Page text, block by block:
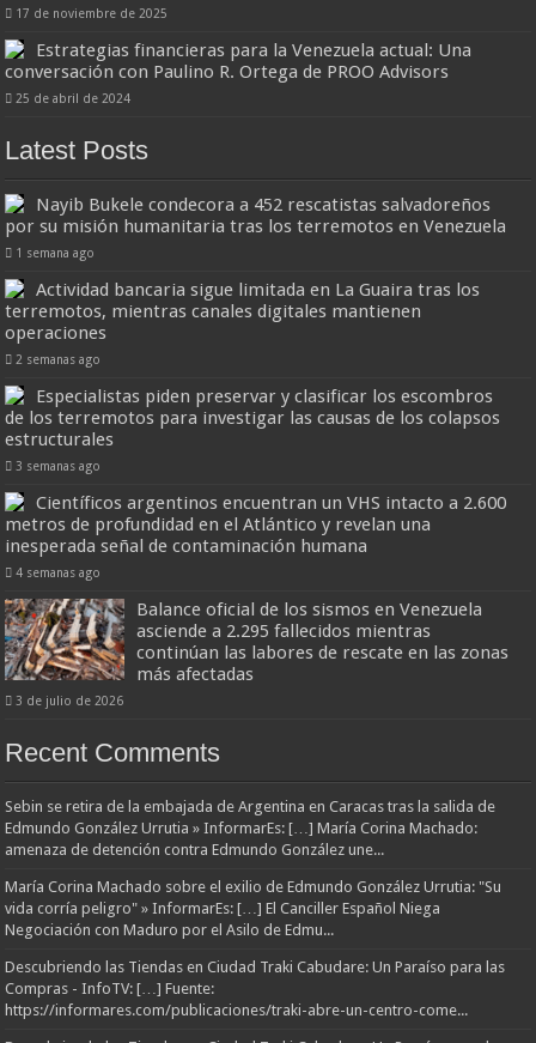
17 de noviembre de 2025
Estrategias financieras para la Venezuela actual: Una
conversación con Paulino R. Ortega de PROO Advisors
25 de abril de 2024
Latest Posts
Nayib Bukele condecora a 452 rescatistas salvadoreños
por su misión humanitaria tras los terremotos en Venezuela
1 semana ago
Actividad bancaria sigue limitada en La Guaira tras los
terremotos, mientras canales digitales mantienen
operaciones
2 semanas ago
Especialistas piden preservar y clasificar los escombros
de los terremotos para investigar las causas de los colapsos
estructurales
3 semanas ago
Científicos argentinos encuentran un VHS intacto a 2.600
metros de profundidad en el Atlántico y revelan una
inesperada señal de contaminación humana
4 semanas ago
Balance oficial de los sismos en Venezuela
asciende a 2.295 fallecidos mientras
continúan las labores de rescate en las zonas
más afectadas
3 de julio de 2026
Recent Comments
Sebin se retira de la embajada de Argentina en Caracas tras la salida de
Edmundo González Urrutia » InformarEs: […] María Corina Machado:
amenaza de detención contra Edmundo González une...
María Corina Machado sobre el exilio de Edmundo González Urrutia: "Su
vida corría peligro" » InformarEs: […] El Canciller Español Niega
Negociación con Maduro por el Asilo de Edmu...
Descubriendo las Tiendas en Ciudad Traki Cabudare: Un Paraíso para las
Compras - InfoTV: […] Fuente:
https://informares.com/publicaciones/traki-abre-un-centro-come...